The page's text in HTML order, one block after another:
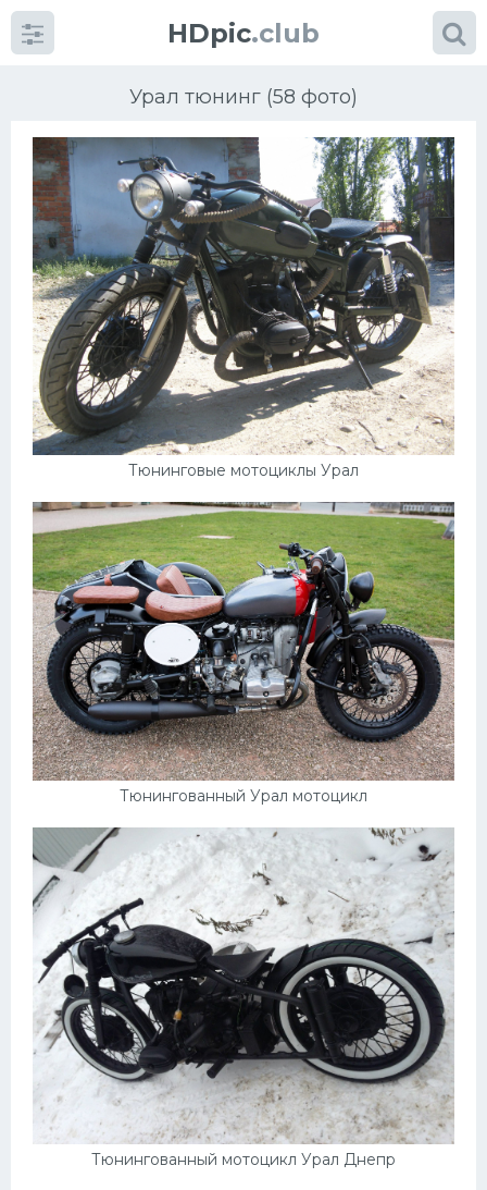
HDpic.club
Урал тюнинг (58 фото)
Тюнинговые мотоциклы Урал
Тюнингованный Урал мотоцикл
Тюнингованный мотоцикл Урал Днепр
Категории
Разное
Автомобили
Красивые фото машин
УРАЛ
Пежо
Ауди
Гараж
Русские авто
Вольво
БМВ
МАЗ
Мерседес
Фольксваген
Лексус
Дэу
Скания
Форд
Черри
Джили
Хавал